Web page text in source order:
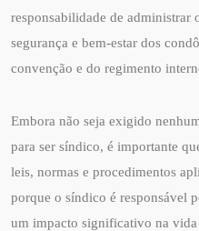
responsabilidade de administrar
segurança e bem-estar dos
convenção e do regimento
Embora não seja exigido
para ser síndico, é importante
leis, normas e procedimentos
porque o síndico é responsável
um impacto significativo na